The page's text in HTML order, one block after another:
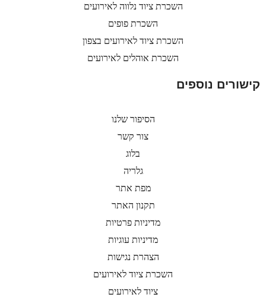
השכרת ציוד נלווה לאירועים
השכרת פופים
השכרת ציוד לאירועים בצפון
השכרת אוהלים לאירועים
קישורים נוספים
הסיפור שלנו
צור קשר
בלוג
גלריה
מפת אתר
תקנון האתר
מדיניות פרטיות
מדיניות עוגיות
הצהרת נגישות
השכרת ציוד לאירועים
ציוד לאירועים